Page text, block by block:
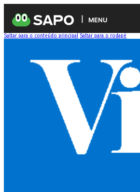
MENU
Saltar para o conteúdo principal Saltar para o rodapé